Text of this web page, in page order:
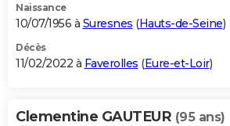
Naissance
10/07/1956 à Suresnes (Hauts-de-Seine)
Décès
11/02/2022 à Faverolles (Eure-et-Loir)
Clementine GAUTEUR (95 ans)